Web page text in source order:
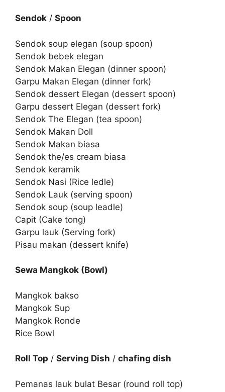
Sendok / Spoon
Sendok soup elegan (soup spoon)
Sendok bebek elegan
Sendok Makan Elegan (dinner spoon)
Garpu Makan Elegan (dinner fork)
Sendok dessert Elegan (dessert spoon)
Garpu dessert Elegan (dessert fork)
Sendok The Elegan (tea spoon)
Sendok Makan Doll
Sendok Makan biasa
Sendok the/es cream biasa
Sendok keramik
Sendok Nasi (Rice ledle)
Sendok Lauk (serving spoon)
Sendok soup (soup leadle)
Capit (Cake tong)
Garpu lauk (Serving fork)
Pisau makan (dessert knife)
Sewa Mangkok (Bowl)
Mangkok bakso
Mangkok Sup
Mangkok Ronde
Rice Bowl
Roll Top / Serving Dish / chafing dish
Pemanas lauk bulat Besar (round roll top)